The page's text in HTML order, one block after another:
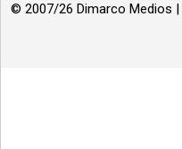
© 2007/26 Dimarco Medios |